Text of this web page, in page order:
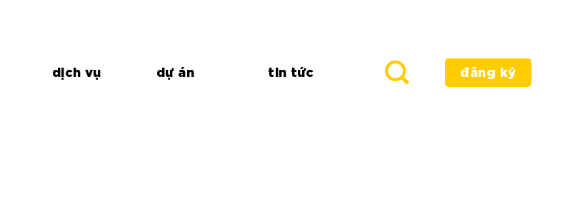
dịch vụ dự án tin tức đăng ký